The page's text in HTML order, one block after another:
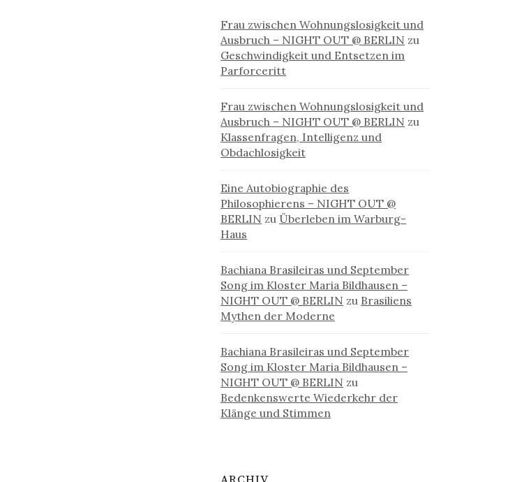
Frau zwischen Wohnungslosigkeit und
Ausbruch – NIGHT OUT @ BERLIN zu
Geschwindigkeit und Entsetzen im
Parforceritt
Frau zwischen Wohnungslosigkeit und
Ausbruch – NIGHT OUT @ BERLIN zu
Klassenfragen, Intelligenz und
Obdachlosigkeit
Eine Autobiographie des
Philosophierens – NIGHT OUT @
BERLIN zu Überleben im Warburg-
Haus
Bachiana Brasileiras und September
Song im Kloster Maria Bildhausen –
NIGHT OUT @ BERLIN zu Brasiliens
Mythen der Moderne
Bachiana Brasileiras und September
Song im Kloster Maria Bildhausen –
NIGHT OUT @ BERLIN zu
Bedenkenswerte Wiederkehr der
Klänge und Stimmen